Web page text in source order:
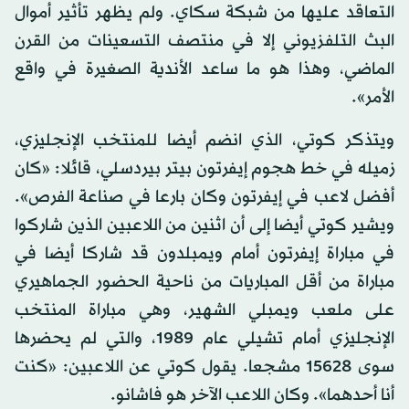
التعاقد عليها من شبكة سكاي. ولم يظهر تأثير أموال
البث التلفزيوني إلا في منتصف التسعينات من القرن
الماضي، وهذا هو ما ساعد الأندية الصغيرة في واقع
الأمر».
ويتذكر كوتي، الذي انضم أيضا للمنتخب الإنجليزي،
زميله في خط هجوم إيفرتون بيتر بيردسلي، قائلا: «كان
أفضل لاعب في إيفرتون وكان بارعا في صناعة الفرص».
ويشير كوتي أيضا إلى أن اثنين من اللاعبين الذين شاركوا
في مباراة إيفرتون أمام ويمبلدون قد شاركا أيضا في
مباراة من أقل المباريات من ناحية الحضور الجماهيري
على ملعب ويمبلي الشهير، وهي مباراة المنتخب
الإنجليزي أمام تشيلي عام 1989، والتي لم يحضرها
سوى 15628 مشجعا. يقول كوتي عن اللاعبين: «كنت
أنا أحدهما». وكان اللاعب الآخر هو فاشانو.